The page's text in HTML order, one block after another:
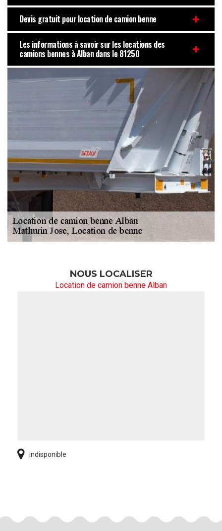
Devis gratuit pour location de camion benne
Les informations à savoir sur les locations des
camions bennes à Alban dans le 81250
NOUS LOCALISER
Location de camion benne Alban
indisponible